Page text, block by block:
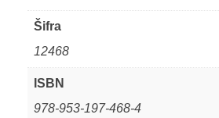
Šifra
12468
ISBN
978-953-197-468-4